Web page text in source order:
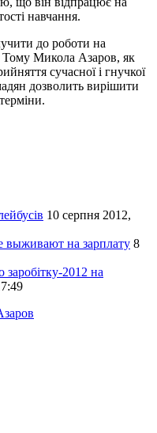
навчання.
до роботи на
Тому Микола Азаров, як
сучасної і гнучкої
дозволить вирішити
10 серпня 2012,
выживают на зарплату 8
заробітку-2012 на